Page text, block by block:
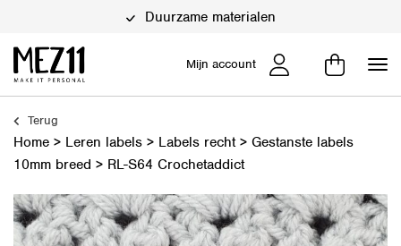
Duurzame materialen
Mijn account
Terug
Home > Leren labels > Labels recht> Gestanste labels
10mm breed > RL-S64 Crochetaddict